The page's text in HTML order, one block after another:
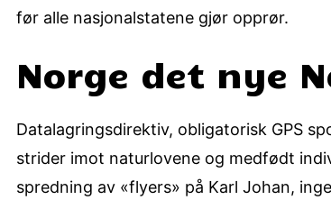
før alle nasjonalstatene gjør opprør.
Norge det nye
Datalagringsdirektiv, obligatorisk GPS
strider imot naturlovene og medfødt
spredning av «flyers» på Karl Johan,